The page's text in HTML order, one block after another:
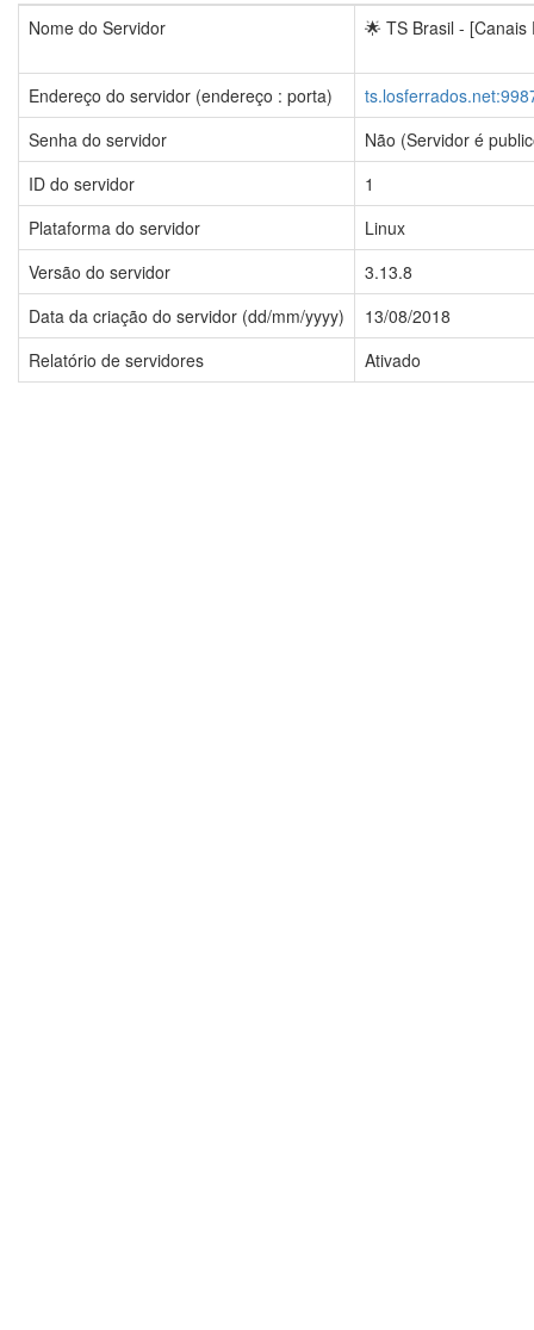
Nome do Servidor 🌟 TS Brasil -
Endereço do servidor (endereço : porta)
Senha do servidor
Não (Servidor é
ID do servidor
1
Plataforma do servidor
Linux
Versão do servidor
3.13.8
Data da criação do servidor (dd/mm/yyyy)
13/08/2018
Relatório de servidores
Ativado